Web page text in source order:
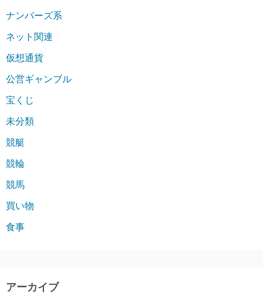
ナンバーズ系
ネット関連
仮想通貨
公営ギャンブル
宝くじ
未分類
競艇
競輪
競馬
買い物
食事
アーカイブ